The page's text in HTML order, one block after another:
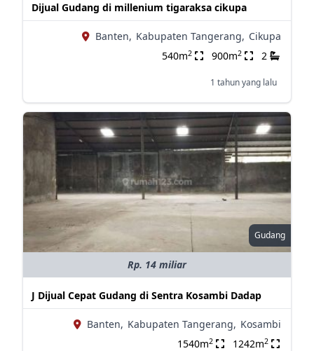
Dijual Gudang di millenium tigaraksa cikupa
Banten, Kabupaten Tangerang, Cikupa
540m2 900m2 2
1 tahun yang lalu
Gudang
Rp. 14 miliar
J Dijual Cepat Gudang di Sentra Kosambi Dadap
Banten, Kabupaten Tangerang, Kosambi
1540m2 1242m2